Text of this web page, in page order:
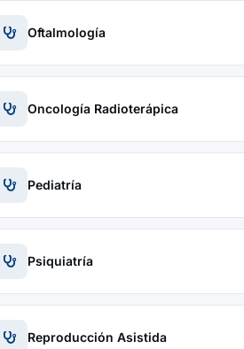
Oftalmología
Oncología Radioterápica
Pediatría
Psiquiatría
Reproducción Asistida